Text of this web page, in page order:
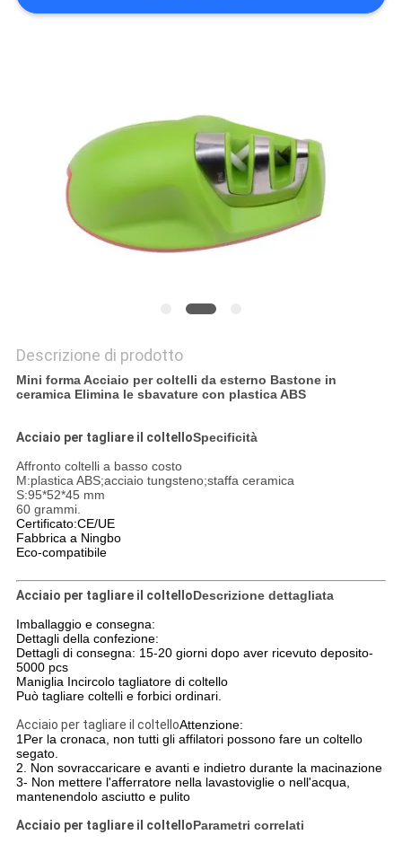
MAPPA
Descrizione di prodotto
Mini forma Acciaio per coltelli da esterno Bastone in
ceramica Elimina le sbavature con plastica ABS
Acciaio per tagliare il coltelloSpecificità
Affronto coltelli a basso costo
M:plastica ABS;acciaio tungsteno;staffa ceramica
S:95*52*45 mm
60 grammi.
Certificato:CE/UE
Fabbrica a Ningbo
Eco-compatibile
Acciaio per tagliare il coltelloDescrizione dettagliata
Imballaggio e consegna:
Dettagli della confezione:
Dettagli di consegna: 15-20 giorni dopo aver ricevuto deposito-
5000 pcs
Maniglia Incircolo tagliatore di coltello
Può tagliare coltelli e forbici ordinari.
Acciaio per tagliare il coltelloAttenzione:
1Per la cronaca, non tutti gli affilatori possono fare un coltello
segato.
2. Non sovraccaricare e avanti e indietro durante la macinazione
3- Non mettere l'afferratore nella lavastoviglie o nell'acqua,
mantenendolo asciutto e pulito
Acciaio per tagliare il coltelloParametri correlati